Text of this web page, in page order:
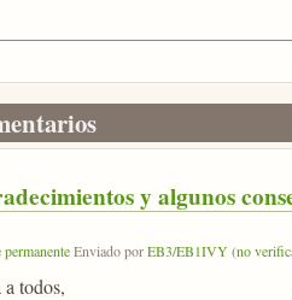
y algunos
permanenteEnviado porEB3/EB1IVY (no
todos,